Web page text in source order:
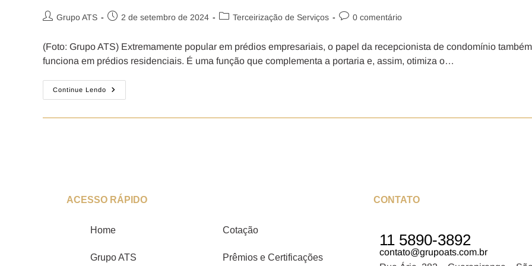
Grupo ATS 2 de setembro de 2024 Terceirização de Serviços 0 comentário
(Foto: Grupo ATS) Extremamente popular em prédios empresariais, o papel da recepcionista de condomínio também
funciona em prédios residenciais. É uma função que complementa a portaria e, assim, otimiza o…
Continue Lendo
ACESSO RÁPIDO
Home
Grupo ATS
Cotação
Prêmios e Certificações
CONTATO
11 5890-3892
contato@grupoats.com.br